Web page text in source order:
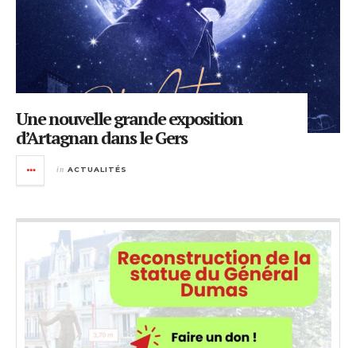
Une nouvelle grande exposition
d’Artagnan dans le Gers
in ACTUALITÉS